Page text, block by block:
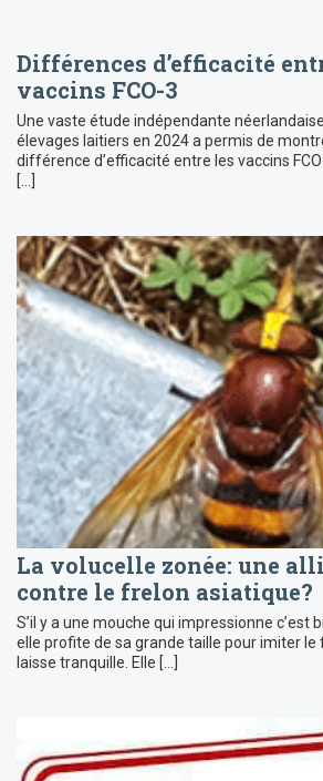
Différences d’efficacité
vaccins FCO-3
Une vaste étude indépendante
élevages laitiers en 2024 a permis de
différence d’efficacité entre les vaccins
[…]
La volucelle zonée: une
contre le frelon asiatique?
S’il y a une mouche qui impressionne c’est
elle profite de sa grande taille pour imiter le
laisse tranquille. Elle […]